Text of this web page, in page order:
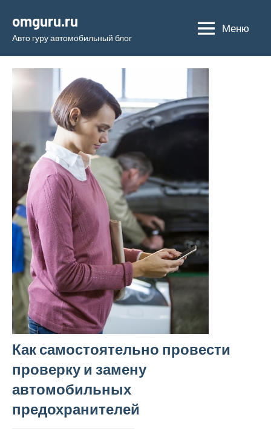
содержимому
omguru.ru
Авто гуру автомобильный блог
Меню
Как самостоятельно провести
проверку и замену
автомобильных
предохранителей